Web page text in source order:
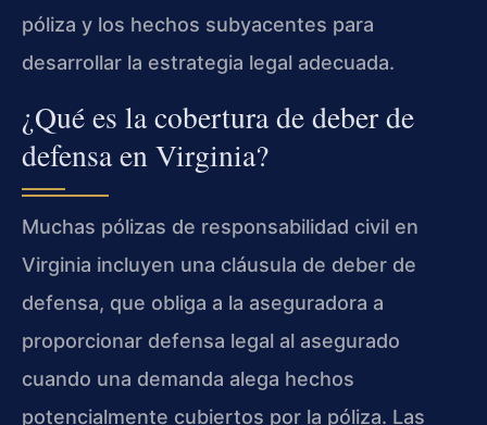
póliza y los hechos subyacentes para
desarrollar la estrategia legal adecuada.
¿Qué es la cobertura de deber de
defensa en Virginia?
Muchas pólizas de responsabilidad civil en
Virginia incluyen una cláusula de deber de
defensa, que obliga a la aseguradora a
proporcionar defensa legal al asegurado
cuando una demanda alega hechos
potencialmente cubiertos por la póliza. Las